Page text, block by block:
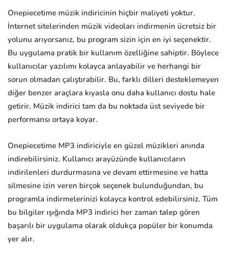
Onepiecetime müzik indiricinin hiçbir maliyeti yoktur.
İnternet sitelerinden müzik videoları indirmenin ücretsiz bir
yolunu arıyorsanız, bu program sizin için en iyi seçenektir.
Bu uygulama pratik bir kullanım özelliğine sahiptir. Böylece
kullanıcılar yazılımı kolayca anlayabilir ve herhangi bir
sorun olmadan çalıştırabilir. Bu, farklı dilleri desteklemeyen
diğer benzer araçlara kıyasla onu daha kullanıcı dostu hale
getirir. Müzik indirici tam da bu noktada üst seviyede bir
performansı ortaya koyar.
Onepiecetime MP3 indiriciyle en güzel müzikleri anında
indirebilirsiniz. Kullanıcı arayüzünde kullanıcıların
indirilenleri durdurmasına ve devam ettirmesine ve hatta
silmesine izin veren birçok seçenek bulunduğundan, bu
programla indirmelerinizi kolayca kontrol edebilirsiniz. Tüm
bu bilgiler ışığında MP3 indirici her zaman talep gören
başarılı bir uygulama olarak oldukça popüler bir konumda
yer alır.